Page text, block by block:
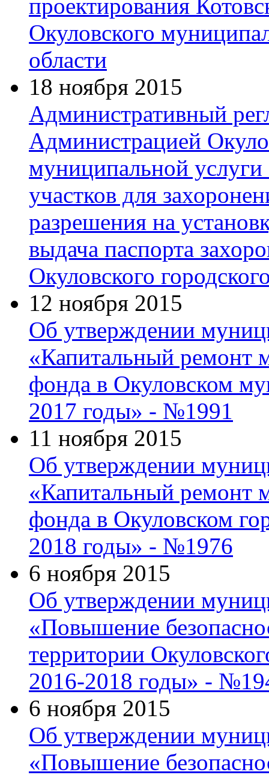
проектирования
Окуловского
области
18 ноября 2015
Административный
Администрацией
муниципальной
участков для
разрешения на
выдача паспорта
Окуловского
12 ноября 2015
Об утверждении
«Капитальный ремонт
фонда в Окуловском
2017 годы» - №1991
11 ноября 2015
Об утверждении
«Капитальный ремонт
фонда в Окуловском
2018 годы» - №1976
6 ноября 2015
Об утверждении
«Повышение
территории
2016-2018 годы» -
6 ноября 2015
Об утверждении
«Повышение